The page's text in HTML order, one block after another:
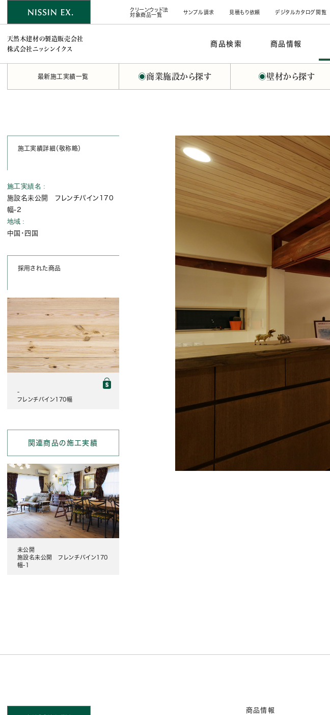
クリーンウッド法
対象商品一覧
サンプル請求 見積もり依頼 デジタルカタログ閲覧
天然木建材の製造販売会社
株式会社ニッシンイクス
商品検索 商品情報
最新施工実績一覧 ◉商業施設から探す ◉壁材から探す
施工実績詳細（敬称略）
施工実績名
施設名未公開 フレンチパイン170
幅-2
地域
中国・四国
採用された商品
-
フレンチパイン170幅
関連商品の施工実績
未公開
施設名未公開 フレンチパイン170
幅-1
商品情報